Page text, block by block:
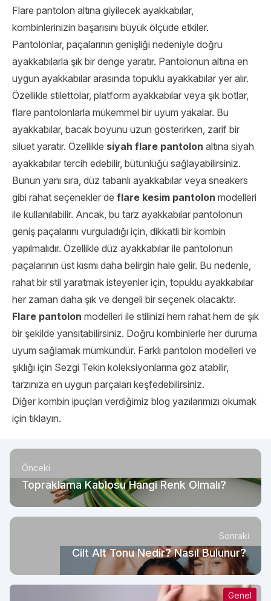
Flare pantolon altına giyilecek ayakkabılar,
kombinlerinizin başarısını büyük ölçüde etkiler.
Pantolonlar, paçalarının genişliği nedeniyle doğru
ayakkabılarla şık bir denge yaratır. Pantolonun altına en
uygun ayakkabılar arasında topuklu ayakkabılar yer alır.
Özellikle stilettolar, platform ayakkabılar veya şık botlar,
flare pantolonlarla mükemmel bir uyum yakalar. Bu
ayakkabılar, bacak boyunu uzun gösterirken, zarif bir
siluet yaratır. Özellikle siyah flare pantolon altına siyah
ayakkabılar tercih edebilir, bütünlüğü sağlayabilirsiniz.
Bunun yanı sıra, düz tabanlı ayakkabılar veya sneakers
gibi rahat seçenekler de flare kesim pantolon modelleri
ile kullanılabilir. Ancak, bu tarz ayakkabılar pantolonun
geniş paçalarını vurguladığı için, dikkatli bir kombin
yapılmalıdır. Özellikle düz ayakkabılar ile pantolonun
paçalarının üst kısmı daha belirgin hale gelir. Bu nedenle,
rahat bir stil yaratmak isteyenler için, topuklu ayakkabılar
her zaman daha şık ve dengeli bir seçenek olacaktır.
Flare pantolon modelleri ile stilinizi hem rahat hem de şık
bir şekilde yansıtabilirsiniz. Doğru kombinlerle her duruma
uyum sağlamak mümkündür. Farklı pantolon modelleri ve
şıklığı için Sezgi Tekin koleksiyonlarına göz atabilir,
tarzınıza en uygun parçaları keşfedebilirsiniz.
Diğer kombin ipuçları verdiğimiz blog yazılarımızı okumak
için tıklayın.
Önceki
Topraklama Kablosu Hangi Renk Olmalı?
Sonraki
Cilt Alt Tonu Nedir? Nasıl Bulunur?
Genel